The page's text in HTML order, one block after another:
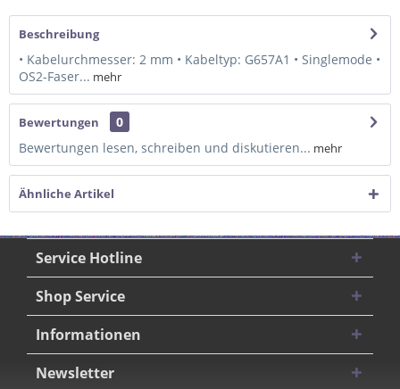
Beschreibung
• Kabelurchmesser: 2 mm • Kabeltyp: G657A1 • Singlemode •
OS2-Faser... mehr
Bewertungen
0
Bewertungen lesen, schreiben und diskutieren... mehr
Ähnliche Artikel
Service Hotline
Shop Service
Informationen
Newsletter